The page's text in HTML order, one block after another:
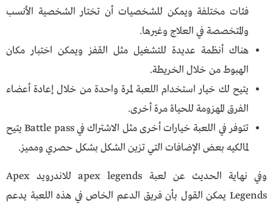
فئات مختلفة ويمكن للشخصيات أن تختار الشخصية الأنسب
والمتخصصة في العلاج وغيرها.
هناك أنظمة عديدة للتشغيل مثل القفز ويمكن اختبار مكان
الهبوط من خلال الخريطة.
يتيح لك خيار استخدام اللعبة لمرة واحدة من خلال إعادة أعضاء
الفرق المهزومة للحياة مرة أخرى.
تتوفر في اللعبة خيارات أخرى مثل الاشتراك في Battle pass يتيح
لمالكيه بعض الإضافات التي تزين الشكل بشكل حصري ومميز.
وفي نهاية الحديث عن لعبة apex legends للاندرويد Apex
Legends يمكن القول بأن فريق الدعم الخاص في هذه اللعبة يدعم